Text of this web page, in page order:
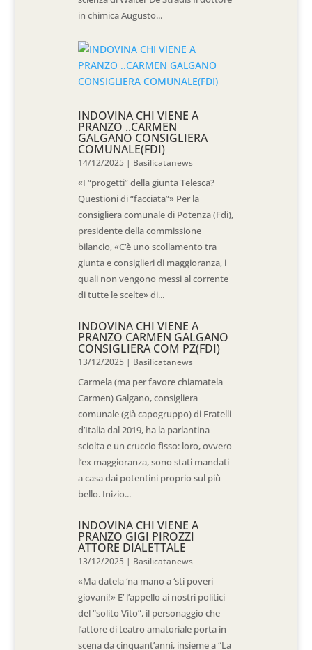
in chimica Augusto...
INDOVINA CHI VIENE A
PRANZO ..CARMEN
GALGANO CONSIGLIERA
COMUNALE(FDI)
14/12/2025 | Basilicatanews
«I “progetti” della giunta Telesca?
Questioni di “facciata”» Per la
consigliera comunale di Potenza (Fdi),
presidente della commissione
bilancio, «C’è uno scollamento tra
giunta e consiglieri di maggioranza, i
quali non vengono messi al corrente
di tutte le scelte» di...
INDOVINA CHI VIENE A
PRANZO CARMEN GALGANO
CONSIGLIERA COM PZ(FDI)
13/12/2025 | Basilicatanews
Carmela (ma per favore chiamatela
Carmen) Galgano, consigliera
comunale (già capogruppo) di Fratelli
d’Italia dal 2019, ha la parlantina
sciolta e un cruccio fisso: loro, ovvero
l’ex maggioranza, sono stati mandati
a casa dai potentini proprio sul più
bello. Inizio...
INDOVINA CHI VIENE A
PRANZO GIGI PIROZZI
ATTORE DIALETTALE
13/12/2025 | Basilicatanews
«Ma datela ‘na mano a ‘sti poveri
giovani!» E’ l’appello ai nostri politici
del “solito Vito”, il personaggio che
l’attore di teatro amatoriale porta in
scena da cinquant’anni, insieme a “La